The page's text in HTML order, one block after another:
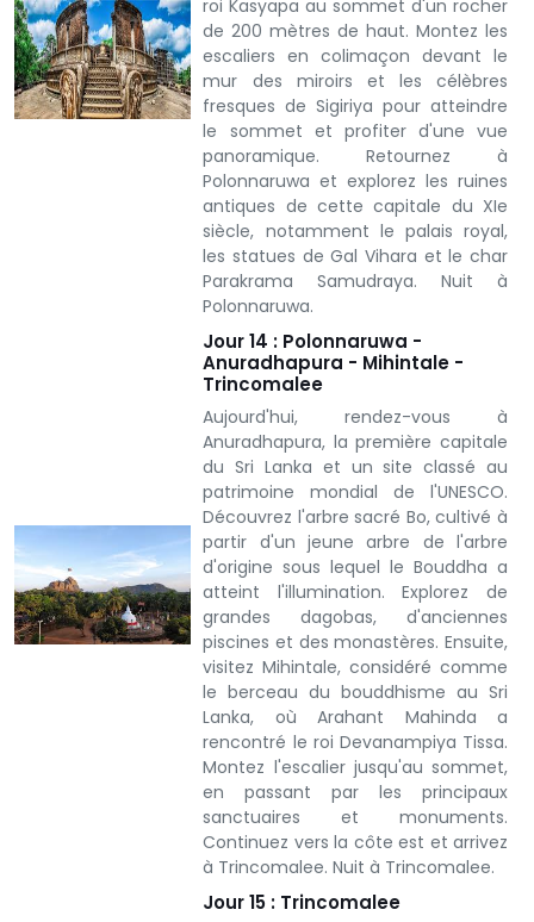
roi Kasyapa au sommet d'un rocher
de 200 mètres de haut.Montez les
escaliers en colimaçon devant le
mur des miroirs et les célèbres
fresques de Sigiriya pour atteindre
le sommet et profiter d'une vue
panoramique. Retournez à
Polonnaruwa et explorez les ruines
antiques de cette capitale du XIe
siècle, notamment le palais royal,
les statues de Gal Vihara et le char
Parakrama Samudraya.Nuit à
Polonnaruwa.
Jour 14 : Polonnaruwa -
Anuradhapura - Mihintale -
Trincomalee
Aujourd'hui, rendez-vous à
Anuradhapura, la première capitale
du Sri Lanka et un site classé au
patrimoine mondial de l'UNESCO.
Découvrez l'arbre sacré Bo, cultivé à
partir d'un jeune arbre de l'arbre
d'origine sous lequel le Bouddha a
atteint l'illumination. Explorez de
grandes dagobas, d'anciennes
piscines et des monastères. Ensuite,
visitez Mihintale, considéré comme
le berceau du bouddhisme au Sri
Lanka, où Arahant Mahinda a
rencontré le roi Devanampiya Tissa.
Montez l'escalier jusqu'au sommet,
en passant par les principaux
sanctuaires et monuments.
Continuez vers la côte est et arrivez
à Trincomalee. Nuit à Trincomalee.
Jour 15 : Trincomalee